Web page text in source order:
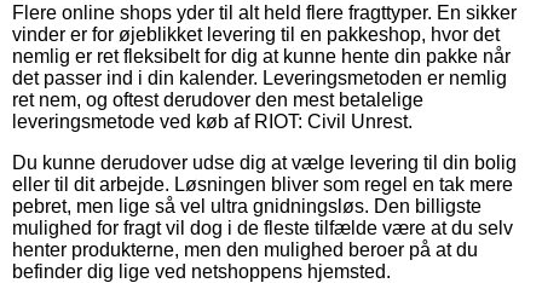
Flere online shops yder til alt held flere fragttyper. En sikker
vinder er for øjeblikket levering til en pakkeshop, hvor det
nemlig er ret fleksibelt for dig at kunne hente din pakke når
det passer ind i din kalender. Leveringsmetoden er nemlig
ret nem, og oftest derudover den mest betalelige
leveringsmetode ved køb af RIOT: Civil Unrest.
Du kunne derudover udse dig at vælge levering til din bolig
eller til dit arbejde. Løsningen bliver som regel en tak mere
pebret, men lige så vel ultra gnidningsløs. Den billigste
mulighed for fragt vil dog i de fleste tilfælde være at du selv
henter produkterne, men den mulighed beroer på at du
befinder dig lige ved netshoppens hjemsted.